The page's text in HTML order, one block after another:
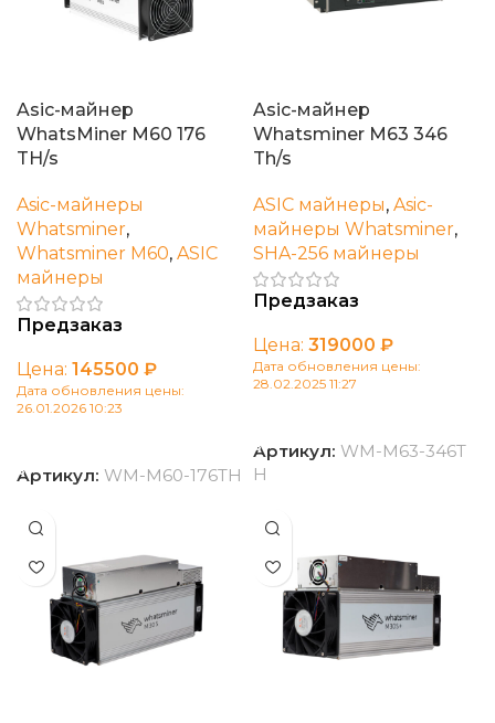
Asic-майнер
WhatsMiner M60 176
TH/s
Asic-майнеры
Whatsminer,
Whatsminer M60, ASIC
майнеры
Предзаказ
Цена: 145500 ₽
Дата обновления цены:
26.01.2026 10:23
Артикул: WM-M60-176TH
Asic-майнер
Whatsminer M63 346
Th/s
ASIC майнеры, Asic-
майнеры Whatsminer,
SHA-256 майнеры
Предзаказ
Цена: 319000 ₽
Дата обновления цены:
28.02.2025 11:27
Артикул: WM-M63-346T
H